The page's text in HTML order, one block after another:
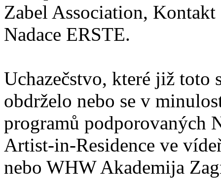
Zabel Association,
Nadace ERSTE.
Uchazečstvo, které již
obdrželo nebo se v
programů podporovaných
Artist-in-Residence ve
nebo WHW Akademija